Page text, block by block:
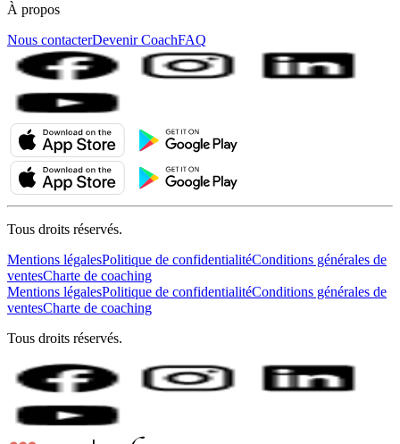
À propos
Nous contacterDevenir CoachFAQ
Tous droits réservés.
Mentions légalesPolitique de confidentialitéConditions générales de
ventesCharte de coaching
Mentions légalesPolitique de confidentialitéConditions générales de
ventesCharte de coaching
Tous droits réservés.